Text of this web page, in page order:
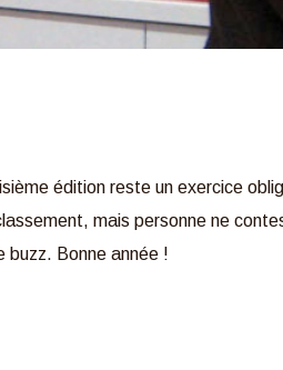
édition reste un exercice
mais personne ne
buzz. Bonne année !